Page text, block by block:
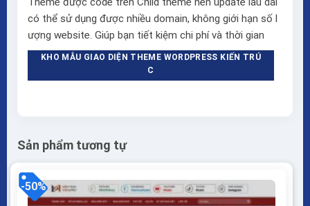
có thể sử dụng được nhiều domain, không giới hạn số l
ượng website. Giúp bạn tiết kiệm chi phí và thời gian
KHO MẪU GIAO DIỆN THEME WORDPRESS KIẾN TRÚ
C
Sản phẩm tương tự
-50%